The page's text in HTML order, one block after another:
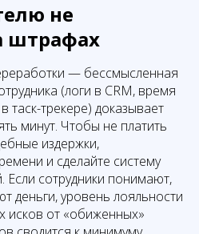
не
штрафах
— бессмысленная
(логи в CRM, время
таск-трекере) доказывает
минут. Чтобы не платить
издержки,
и сделайте систему
Если сотрудники понимают,
деньги, уровень лояльности
исков от «обиженных»